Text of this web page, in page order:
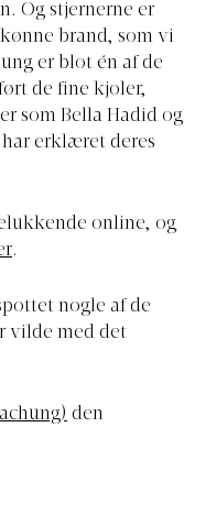
Og stjernerne er
brand, som vi
er blot én af de
de fine kjoler,
som Bella Hadid og
har erklæret deres
online, og
.
nogle af de
vilde med det
den